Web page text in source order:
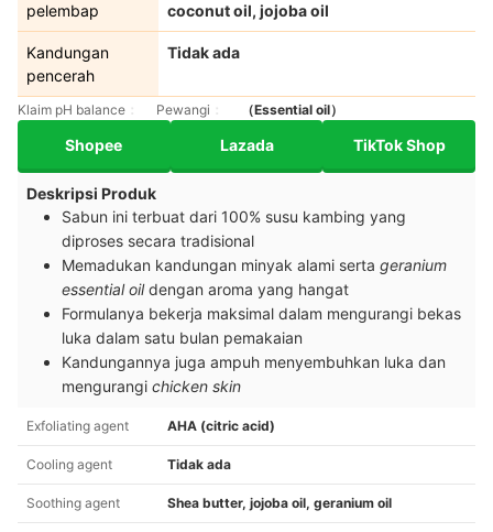
pelembap
coconut oil, jojoba oil
Kandungan
pencerah
Tidak ada
Klaim pH balance Pewangi （Essential oil）
Shopee Lazada TikTok Shop
Deskripsi Produk
Sabun ini terbuat dari 100% susu kambing yang
diproses secara tradisional
Memadukan kandungan minyak alami serta geranium
essential oildengan aroma yang hangat
Formulanya bekerja maksimal dalam mengurangi bekas
luka dalam satu bulan pemakaian
Kandungannya juga ampuh menyembuhkan luka dan
mengurangi chicken skin
Exfoliating agent AHA (citric acid)
Cooling agent Tidak ada
Soothing agent Shea butter, jojoba oil, geranium oil